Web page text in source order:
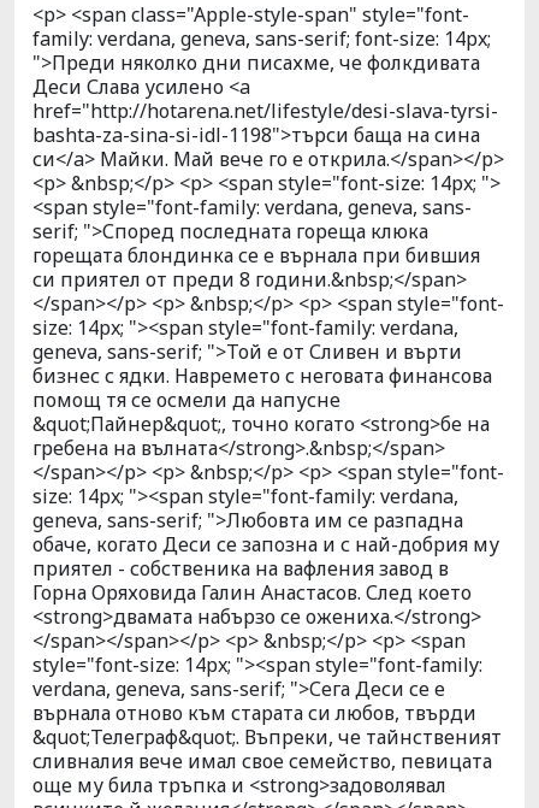
<p> <span class="Apple-style-span" style="font-
family: verdana, geneva, sans-serif; font-size: 14px;
">Преди няколко дни писахме, че фолкдивата
Деси Слава усилено <a
href="http://hotarena.net/lifestyle/desi-slava-tyrsi-
bashta-za-sina-si-idl-1198">търси баща на сина
си</a> Майки. Май вече го е открила.</span></p>
<p> &nbsp;</p> <p> <span style="font-size: 14px; ">
<span style="font-family: verdana, geneva, sans-
serif; ">Според последната гореща клюка
горещата блондинка се е върнала при бившия
си приятел от преди 8 години.&nbsp;</span>
</span></p> <p> &nbsp;</p> <p> <span style="font-
size: 14px; "><span style="font-family: verdana,
geneva, sans-serif; ">Той е от Сливен и върти
бизнес с ядки. Навремето с неговата финансова
помощ тя се осмели да напусне
&quot;Пайнер&quot;, точно когато <strong>бе на
гребена на вълната</strong>.&nbsp;</span>
</span></p> <p> &nbsp;</p> <p> <span style="font-
size: 14px; "><span style="font-family: verdana,
geneva, sans-serif; ">Любовта им се разпадна
обаче, когато Деси се запозна и с най-добрия му
приятел - собственика на вафления завод в
Горна Оряховида Галин Анастасов. След което
<strong>двамата набързо се ожениха.</strong>
</span></span></p> <p> &nbsp;</p> <p> <span
style="font-size: 14px; "><span style="font-family:
verdana, geneva, sans-serif; ">Сега Деси се е
върнала отново към старата си любов, твърди
&quot;Телеграф&quot;. Въпреки, че тайнственият
сливналия вече имал свое семейство, певицата
още му била тръпка и <strong>задоволявал